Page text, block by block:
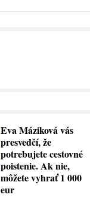
Eva Máziková vás
presvedčí, že
potrebujete cestovné
poistenie. Ak nie,
môžete vyhrať 1 000
eur